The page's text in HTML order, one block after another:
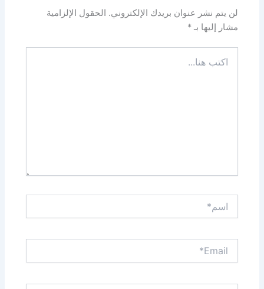
لن يتم نشر عنوان بريدك الإلكتروني. الحقول الإلزامية
مشار إليها بـ*
هنا...